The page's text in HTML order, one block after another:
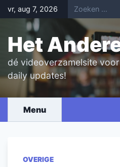
Skip
to
content
vr, aug 7, 2026
Het
dé videoverzamelsite
daily updates!
Menu
OVERIGE